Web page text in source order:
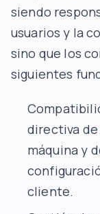
siendo
usuarios y la
sino que los
siguientes
directiva
máquina y
cliente.